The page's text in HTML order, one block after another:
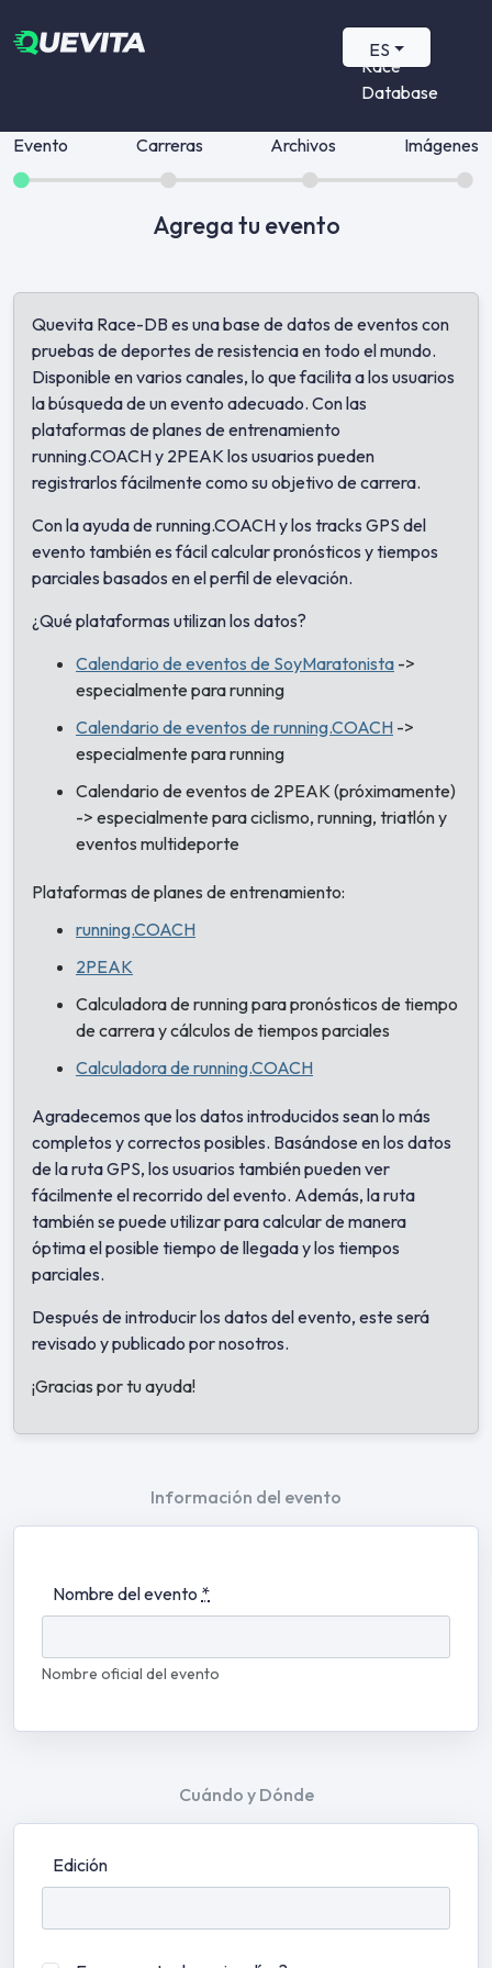
ES
Quevita
Race
Database
Evento Carreras Archivos Imágenes
Agrega tu evento
Quevita Race-DB es una base de datos de eventos con
pruebas de deportes de resistencia en todo el mundo.
Disponible en varios canales, lo que facilita a los usuarios
la búsqueda de un evento adecuado. Con las
plataformas de planes de entrenamiento
running.COACH y 2PEAK los usuarios pueden
registrarlos fácilmente como su objetivo de carrera.
Con la ayuda de running.COACH y los tracks GPS del
evento también es fácil calcular pronósticos y tiempos
parciales basados en el perfil de elevación.
¿Qué plataformas utilizan los datos?
Calendario de eventos de SoyMaratonista ->
especialmente para running
Calendario de eventos de running.COACH ->
especialmente para running
Calendario de eventos de 2PEAK (próximamente)
-> especialmente para ciclismo, running, triatlón y
eventos multideporte
Plataformas de planes de entrenamiento:
running.COACH
2PEAK
Calculadora de running para pronósticos de tiempo
de carrera y cálculos de tiempos parciales
Calculadora de running.COACH
Agradecemos que los datos introducidos sean lo más
completos y correctos posibles. Basándose en los datos
de la ruta GPS, los usuarios también pueden ver
fácilmente el recorrido del evento. Además, la ruta
también se puede utilizar para calcular de manera
óptima el posible tiempo de llegada y los tiempos
parciales.
Después de introducir los datos del evento, este será
revisado y publicado por nosotros.
¡Gracias por tu ayuda!
Información del evento
Nombre del evento *
Nombre oficial del evento
Cuándo y Dónde
Edición